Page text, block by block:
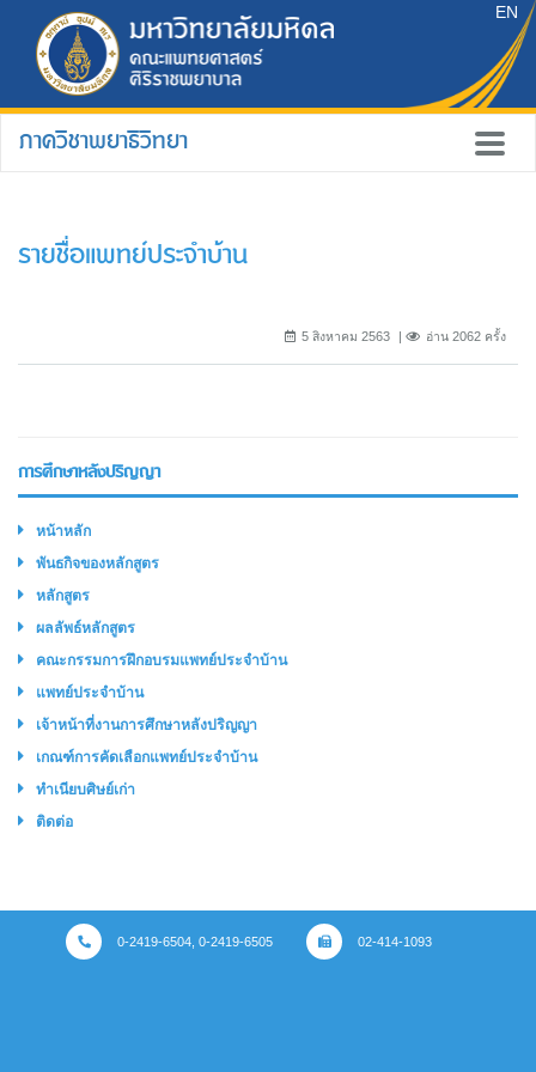
EN
ภาควิชาพยาธิวิทยา
รายชื่อแพทย์ประจำบ้าน
5 สิงหาคม 2563 อ่าน 2062 ครั้ง
การศึกษาหลังปริญญา
หน้าหลัก
พันธกิจของหลักสูตร
หลักสูตร
ผลลัพธ์หลักสูตร
คณะกรรมการฝึกอบรมแพทย์ประจำบ้าน
แพทย์ประจำบ้าน
เจ้าหน้าที่งานการศึกษาหลังปริญญา
เกณฑ์การคัดเลือกแพทย์ประจำบ้าน
ทำเนียบศิษย์เก่า
ติดต่อ
0-2419-6504, 0-2419-6505 02-414-1093